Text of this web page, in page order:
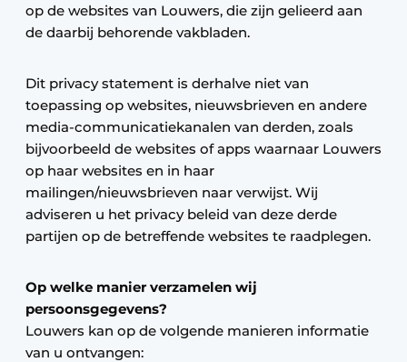
op de websites van Louwers, die zijn gelieerd aan
de daarbij behorende vakbladen.
Dit privacy statement is derhalve niet van
toepassing op websites, nieuwsbrieven en andere
media-communicatiekanalen van derden, zoals
bijvoorbeeld de websites of apps waarnaar Louwers
op haar websites en in haar
mailingen/nieuwsbrieven naar verwijst. Wij
adviseren u het privacy beleid van deze derde
partijen op de betreffende websites te raadplegen.
Op welke manier verzamelen wij
persoonsgegevens?
Louwers kan op de volgende manieren informatie
van u ontvangen: